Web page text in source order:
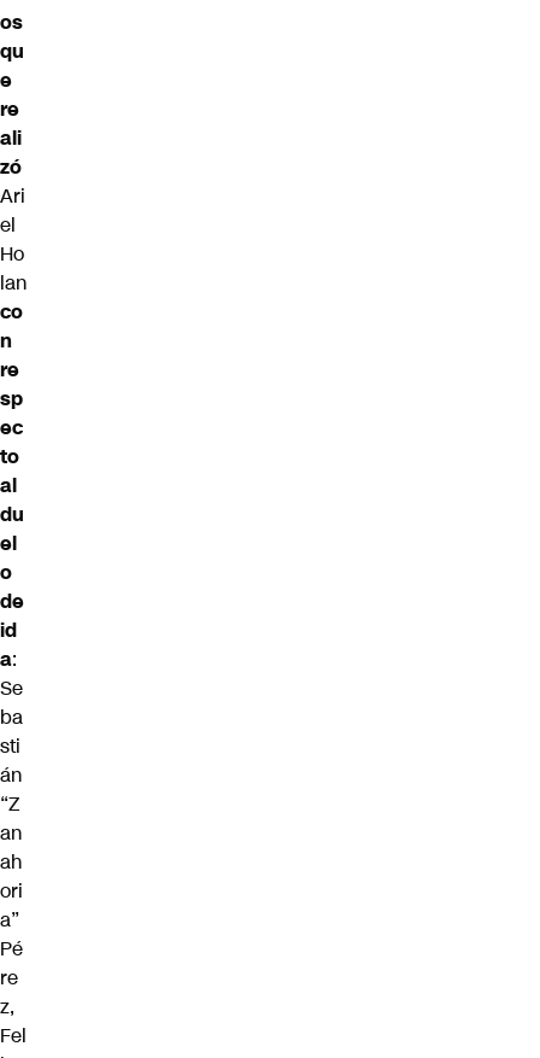
os
qu
e
re
ali
zó
Ari
el
Ho
lan
co
n
re
sp
ec
to
al
du
el
o
de
id
a:
Se
ba
sti
án
“Z
an
ah
ori
a”
Pé
re
z,
Fel